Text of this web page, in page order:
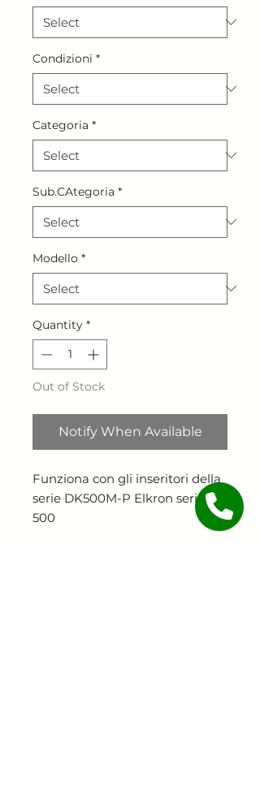
Condizioni *
Categoria *
Sub.CAtegoria *
Modello *
Quantity *
Out of Stock
Notify When Available
Funziona con gli inseritori della
serie DK500M-P Elkron serie
500